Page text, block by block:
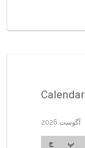
Calendar
آگوست 2026
پ
ج